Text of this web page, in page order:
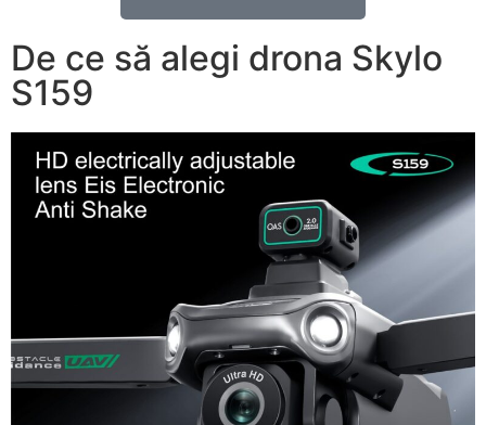
De ce să alegi drona Skylo
S159